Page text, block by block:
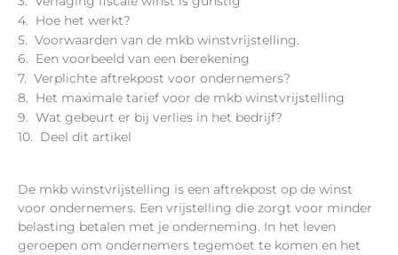
Hoe het werkt?
Voorwaarden van de mkb winstvrijstelling.
Een voorbeeld van een berekening
Verplichte aftrekpost voor ondernemers?
Het maximale tarief voor de mkb winstvrijstelling
Wat gebeurt er bij verlies in het bedrijf?
Deel dit artikel
De mkb winstvrijstelling is een aftrekpost op de winst
voor ondernemers. Een vrijstelling die zorgt voor minder
belasting betalen met je onderneming. In het leven
geroepen om ondernemers tegemoet te komen en het